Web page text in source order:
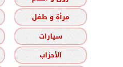
مرأة و طفل
سيارات
الأحزاب